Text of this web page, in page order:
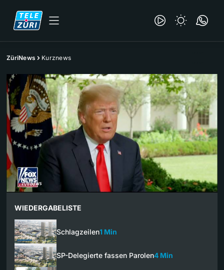
ZüriNews Kurznews
WIEDERGABELISTE
Schlagzeilen1 Min
SP-Delegierte fassen Parolen4 Min